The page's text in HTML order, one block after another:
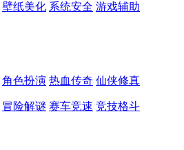
壁纸美化 系统安全 游戏辅助
角色扮演 热血传奇 仙侠修真
冒险解谜 赛车竞速 竞技格斗